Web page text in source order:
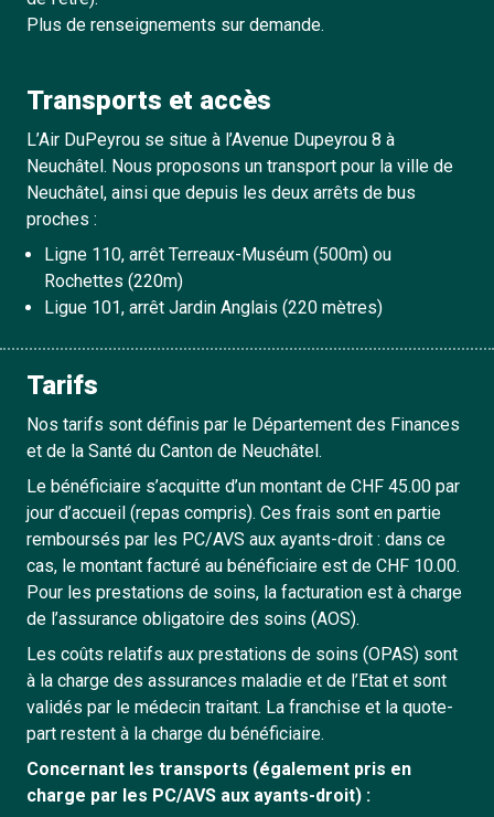
Plus de renseignements sur demande.
Transports et accès
L’Air DuPeyrou se situe à l’Avenue Dupeyrou 8 à
Neuchâtel. Nous proposons un transport pour la ville de
Neuchâtel, ainsi que depuis les deux arrêts de bus
proches :
Ligne 110, arrêt Terreaux-Muséum (500m) ou
Rochettes (220m)
Ligue 101, arrêt Jardin Anglais (220 mètres)
Tarifs
Nos tarifs sont définis par le Département des Finances
et de la Santé du Canton de Neuchâtel.
Le bénéficiaire s’acquitte d’un montant de CHF 45.00 par
jour d’accueil (repas compris). Ces frais sont en partie
remboursés par les PC/AVS aux ayants-droit : dans ce
cas, le montant facturé au bénéficiaire est de CHF 10.00.
Pour les prestations de soins, la facturation est à charge
de l’assurance obligatoire des soins (AOS).
Les coûts relatifs aux prestations de soins (OPAS) sont
à la charge des assurances maladie et de l’Etat et sont
validés par le médecin traitant. La franchise et la quote-
part restent à la charge du bénéficiaire.
Concernant les transports (également pris en
charge par les PC/AVS aux ayants-droit) :